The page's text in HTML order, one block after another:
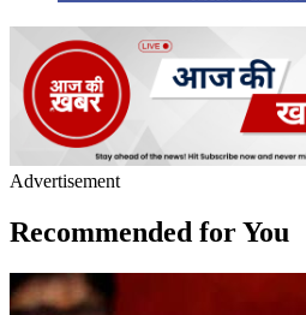
Advertisement
Recommended for You